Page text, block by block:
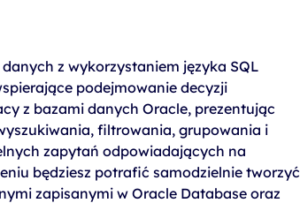
z wykorzystaniem języka SQL
podejmowanie decyzji
z bazami danych Oracle, prezentując
filtrowania, grupowania i
zapytań odpowiadających na
będziesz potrafić samodzielnie tworzyć
zapisanymi w Oracle Database oraz